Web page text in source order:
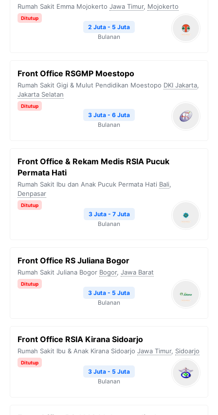
Rumah Sakit Emma Mojokerto Jawa Timur, Mojokerto
Ditutup
2 Juta - 5 Juta
Bulanan
Front Office RSGMP Moestopo
Rumah Sakit Gigi & Mulut Pendidikan Moestopo DKI Jakarta,
Jakarta Selatan
Ditutup
3 Juta - 6 Juta
Bulanan
Front Office & Rekam Medis RSIA Pucuk
Permata Hati
Rumah Sakit Ibu dan Anak Pucuk Permata Hati Bali,
Denpasar
Ditutup
3 Juta - 7 Juta
Bulanan
Front Office RS Juliana Bogor
Rumah Sakit Juliana Bogor Bogor, Jawa Barat
Ditutup
3 Juta - 5 Juta
Bulanan
Front Office RSIA Kirana Sidoarjo
Rumah Sakit Ibu & Anak Kirana Sidoarjo Jawa Timur, Sidoarjo
Ditutup
3 Juta - 5 Juta
Bulanan